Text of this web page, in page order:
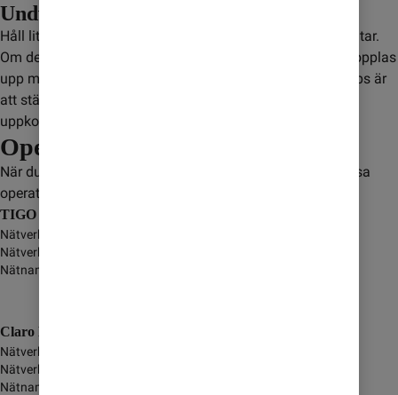
Undvik satellitsamtal
Håll lite extra koll när du använder mobilen på flyg och båtar.
Om det inte finns en mobilmast i närheten kan mobilen kopplas
upp mot en satellit. Det kan leda till extra kostnader. Ett tips är
att stänga av dataanvändning för att inte riskera ofrivillig
uppkoppling.
Operatörer
När du är i Ecuador så kopplas du upp mot någon av dessa
operatörer:
TIGO Ecuador
Nätverksnamn
Nätverkstyp
Nätnamn i display
Claro Ecuador
Nätverksnamn
Nätverkstyp
Nätnamn i display